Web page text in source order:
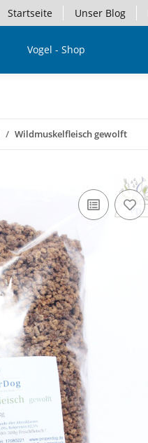
Startseite Unser Blog
Vogel - Shop
Wildmuskelfleisch gewolft